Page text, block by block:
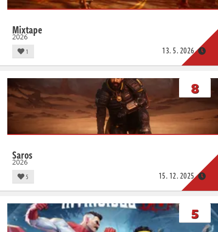
Mixtape
2026
1 13. 5. 2026
8
Saros
2026
5 15. 12. 2025
5